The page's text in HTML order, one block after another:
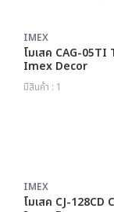
IMEX
โมเสค CAG-
Imex Decor
มีสินค้า : 1
เหลือ: 4 แผ่น